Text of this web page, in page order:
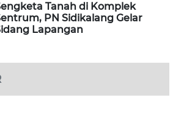
Tanah di Komplek
PN Sidikalang Gelar
Lapangan